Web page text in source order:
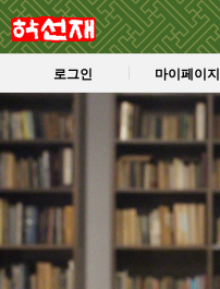
로그인 마이페이지